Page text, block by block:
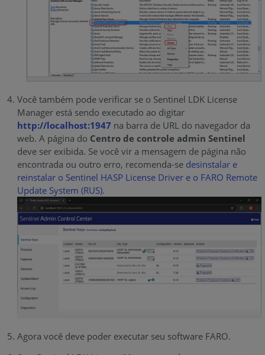
Você também pode verificar se o Sentinel LDK License
Manager está sendo executado ao digitar
http://localhost:1947 na barra de URL do navegador da
web. A página do Centro de controle admin Sentinel
deve ser exibida. Se você vir a mensagem de página não
encontrada ou outro erro, recomenda-se desinstalar e
reinstalar o Sentinel HASP License Driver e o FARO Remote
Update System (RUS).
Agora você deve poder executar seu software FARO.